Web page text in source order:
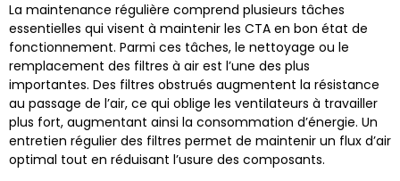
La maintenance régulière comprend plusieurs tâches
essentielles qui visent à maintenir les CTA en bon état de
fonctionnement. Parmi ces tâches, le nettoyage ou le
remplacement des filtres à air est l’une des plus
importantes. Des filtres obstrués augmentent la résistance
au passage de l’air, ce qui oblige les ventilateurs à travailler
plus fort, augmentant ainsi la consommation d’énergie. Un
entretien régulier des filtres permet de maintenir un flux d’air
optimal tout en réduisant l’usure des composants.